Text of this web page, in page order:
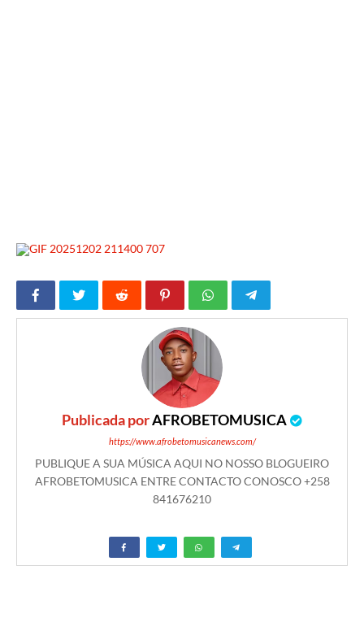
Publicada porAFROBETOMUSICA
https://www.afrobetomusicanews.com/
PUBLIQUE A SUA MÚSICA AQUI NO NOSSO BLOGUEIRO
AFROBETOMUSICA ENTRE CONTACTO CONOSCO +258
841676210